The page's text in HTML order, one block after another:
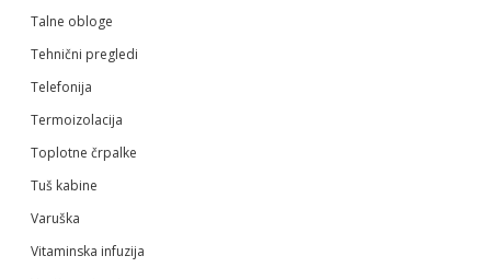
Talne obloge
Tehnični pregledi
Telefonija
Termoizolacija
Toplotne črpalke
Tuš kabine
Varuška
Vitaminska infuzija